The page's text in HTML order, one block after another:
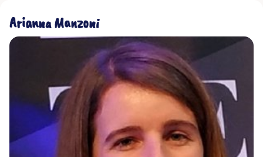
Nuestra red
Nuestra comunidad
Arianna Manzoni